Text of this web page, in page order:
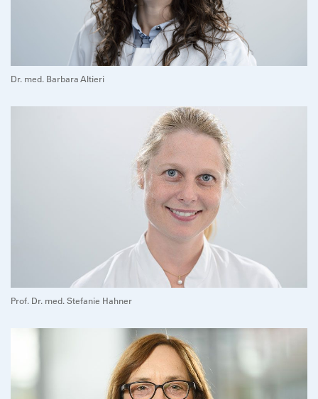
Dr. med. Barbara Altieri
Prof. Dr. med. Stefanie Hahner